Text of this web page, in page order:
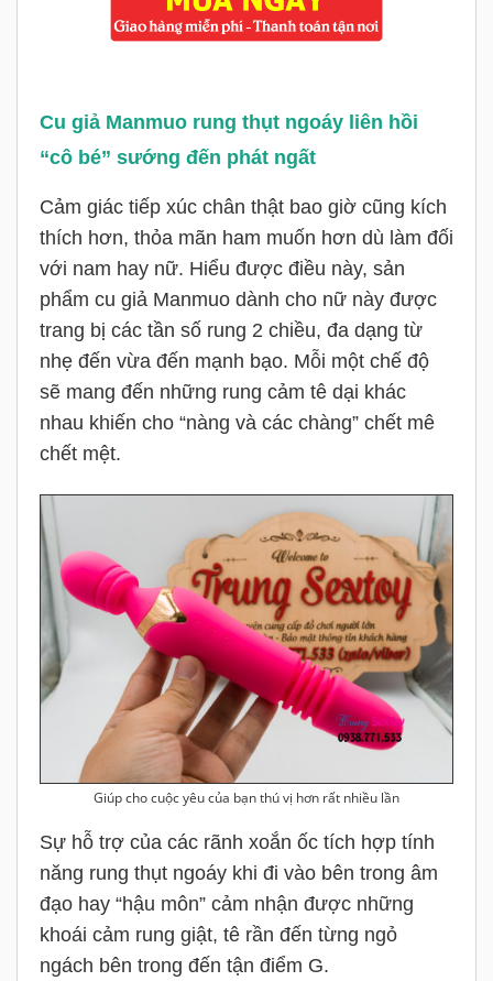
Cu giả Manmuo rung thụt ngoáy liên hồi
“cô bé” sướng đến phát ngất
Cảm giác tiếp xúc chân thật bao giờ cũng kích
thích hơn, thỏa mãn ham muốn hơn dù làm đối
với nam hay nữ. Hiểu được điều này, sản
phẩm cu giả Manmuo dành cho nữ này được
trang bị các tần số rung 2 chiều, đa dạng từ
nhẹ đến vừa đến mạnh bạo. Mỗi một chế độ
sẽ mang đến những rung cảm tê dại khác
nhau khiến cho “nàng và các chàng” chết mê
chết mệt.
Giúp cho cuộc yêu của bạn thú vị hơn rất nhiều lần
Sự hỗ trợ của các rãnh xoắn ốc tích hợp tính
năng rung thụt ngoáy khi đi vào bên trong âm
đạo hay “hậu môn” cảm nhận được những
khoái cảm rung giật, tê rần đến từng ngỏ
ngách bên trong đến tận điểm G.